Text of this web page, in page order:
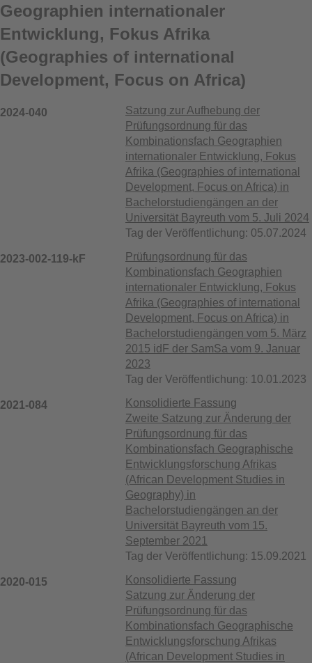
Geographien internationaler
Entwicklung, Fokus Afrika
(Geographies of international
Development, Focus on Africa)
2024-040
Satzung zur Aufhebung der
Prüfungsordnung für das
Kombinationsfach Geographien
internationaler Entwicklung, Fokus
Afrika (Geographies of international
Development, Focus on Africa) in
Bachelorstudiengängen an der
Universität Bayreuth vom 5. Juli 2024
Tag der Veröffentlichung: 05.07.2024
2023-002-119-kF
Prüfungsordnung für das
Kombinationsfach Geographien
internationaler Entwicklung, Fokus
Afrika (Geographies of international
Development, Focus on Africa) in
Bachelorstudiengängen vom 5. März
2015 idF der SamSa vom 9. Januar
2023
Tag der Veröffentlichung: 10.01.2023
2021-084
Konsolidierte Fassung
Zweite Satzung zur Änderung der
Prüfungsordnung für das
Kombinationsfach Geographische
Entwicklungsforschung Afrikas
(African Development Studies in
Geography) in
Bachelorstudiengängen an der
Universität Bayreuth vom 15.
September 2021
Tag der Veröffentlichung: 15.09.2021
2020-015
Konsolidierte Fassung
Satzung zur Änderung der
Prüfungsordnung für das
Kombinationsfach Geographische
Entwicklungsforschung Afrikas
(African Development Studies in